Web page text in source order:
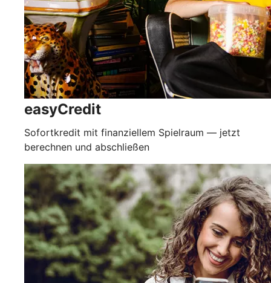
easyCredit
Sofortkredit mit finanziellem Spielraum — jetzt
berechnen und abschließen